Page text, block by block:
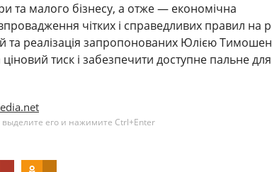
та малого бізнесу, а отже — економічна
впровадження чітких і справедливих правил на
та реалізація запропонованих Юлією
тиск і забезпечити доступне пальне для
его и нажимите Ctrl+Enter